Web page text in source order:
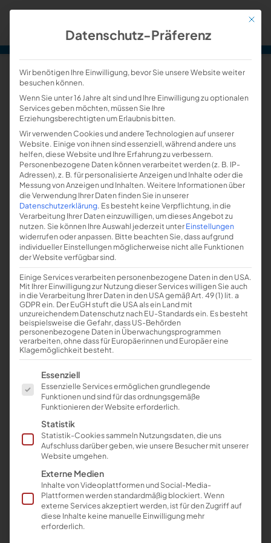
Benutzername
Passwort
Passwort vergessen?
Ihre Zugangsdaten werden über den Zentralverband
verwaltet. Bitte nutzen Sie die dortige Funktion.
Angemeldet bleiben
WAHLEN IM ZVSHK – PRÄSIDENT HILPERT
IM AMT BESTÄTIGT –
NIEDERSÄCHSISCHER
LANDESINNUNGSMEISTER FRANK
SENGER WIRD NEUER VIZE-PRÄSIDENT
13.11.2024
ZVSHK: Präsident Hilpert im Amt bestätigt
Neuer Vize-Präsident wird Frank Senger – drei
neue Mitglieder im ZVSHK-Vorstand
Mit
Datenschutz-Präferenz
Wir benötigen Ihre Einwilligung, bevor Sie unsere Website weiter
besuchen können.
Wenn Sie unter 16 Jahre alt sind und Ihre Einwilligung zu optionalen
Services geben möchten, müssen Sie Ihre
Erziehungsberechtigten um Erlaubnis bitten.
Wir verwenden Cookies und andere Technologien auf unserer
Website. Einige von ihnen sind essenziell, während andere uns
helfen, diese Website und Ihre Erfahrung zu verbessern.
Personenbezogene Daten können verarbeitet werden (z. B. IP-
Adressen), z. B. für personalisierte Anzeigen und Inhalte oder die
Messung von Anzeigen und Inhalten. Weitere Informationen über
die Verwendung Ihrer Daten finden Sie in unserer
Datenschutzerklärung. Es besteht keine Verpflichtung, in die
Verarbeitung Ihrer Daten einzuwilligen, um dieses Angebot zu
nutzen. Sie können Ihre Auswahl jederzeit unterEinstellungen
widerrufen oder anpassen. Bitte beachten Sie, dass aufgrund
individueller Einstellungen möglicherweise nicht alle Funktionen
der Website verfügbar sind.
Einige Services verarbeiten personenbezogene Daten in den USA.
Mit Ihrer Einwilligung zur Nutzung dieser Services willigen Sie auch
in die Verarbeitung Ihrer Daten in den USA gemäß Art. 49 (1) lit. a
GDPR ein. Der EuGH stuft die USA als ein Land mit
unzureichendem Datenschutz nach EU-Standards ein. Es besteht
beispielsweise die Gefahr, dass US-Behörden
personenbezogene Daten in Überwachungsprogrammen
verarbeiten, ohne dass für Europäerinnen und Europäer eine
Klagemöglichkeit besteht.
Es folgt eine Liste der Service-Gruppen, für die eine
Essenziell
Essenzielle Services ermöglichen grundlegende
Funktionen und sind für das ordnungsgemäße
Funktionieren der Website erforderlich.
Statistik
Statistik-Cookies sammeln Nutzungsdaten, die uns
Aufschluss darüber geben, wie unsere Besucher mit unserer
Website umgehen.
Externe Medien
Inhalte von Videoplattformen und Social-Media-
Plattformen werden standardmäßig blockiert. Wenn
externe Services akzeptiert werden, ist für den Zugriff auf
diese Inhalte keine manuelle Einwilligung mehr
erforderlich.